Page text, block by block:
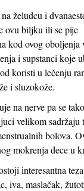
želudcu i
ovu biljku ili se pije
kod ovog oboljenja
i supstanci koje
koristi u lečenju
i sluzokože.
na nerve pa se
velikom sadržaju
bolova.
mokrenja dece u
interesantna
iva, maslačak,